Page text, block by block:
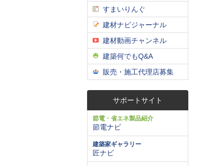
すまいりんぐ
建材ナビジャーナル
建材動画チャンネル
建築何でもQ&A
販売・施工代理店募集
サポートサイト
節電・省エネ製品紹介
節電ナビ
建築家ギャラリー
匠ナビ